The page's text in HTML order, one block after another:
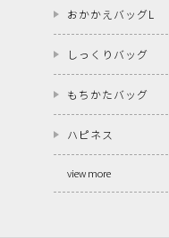
おかかえバッグL
しっくりバッグ
もちかたバッグ
ハピネス
view more